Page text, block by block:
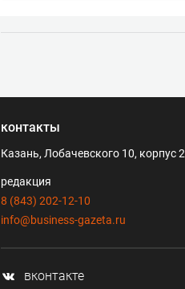
контакты
Казань, Лобачевского 10, корпус 2
редакция
8 (843) 202-12-10
info@business-gazeta.ru
вконтакте